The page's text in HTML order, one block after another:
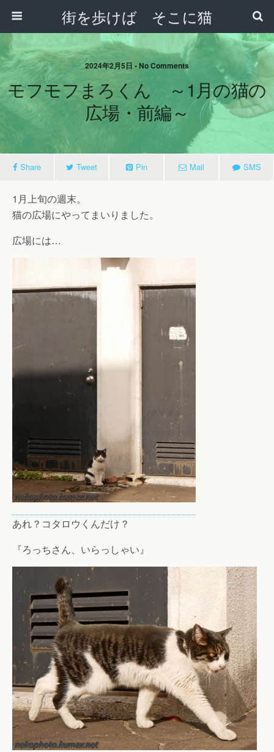
街を歩けば そこに猫
2024年2月5日 • No Comments
モフモフまろくん ～1月の猫の
広場・前編～
Share Tweet Pin Mail SMS
1月上旬の週末。
猫の広場にやってまいりました。
広場には…
あれ？コタロウくんだけ？
『ろっちさん、いらっしゃい』